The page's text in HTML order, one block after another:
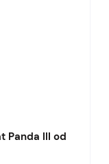
Panda III od